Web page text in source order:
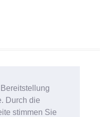
Durch die
stimmen Sie